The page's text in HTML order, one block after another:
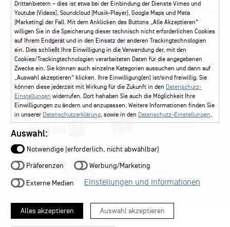
Social Media
Instagram Facebook
Drittanbietern – dies ist etwa bei der Einbindung der Dienste Vimeo und
Youtube (Videos), Soundcloud (Musik-Player), Google Maps und Meta
(Marketing) der Fall. Mit dem Anklicken des Buttons „Alle Akzeptieren“
willigen Sie in die Speicherung dieser technisch nicht erforderlichen Cookies
auf Ihrem Endgerät und in den Einsatz der anderen Trackingtechnologien
ein. Dies schließt Ihre Einwilligung in die Verwendung der, mit den
Cookies/Trackingtechnologien verarbeiteten Daten für die angegebenen
Zwecke ein. Sie können auch einzelne Kategorien aussuchen und dann auf
„Auswahl akzeptieren“ klicken. Ihre Einwilligung(en) ist/sind freiwillig. Sie
können diese jederzeit mit Wirkung für die Zukunft in den Datenschutz-
Einstellungen widerrufen. Dort hahaben Sie auch die Möglichkeit Ihre
Einwilligungen zu ändern und anzupassen. Weitere Informationen finden Sie
in unserer Datenschutzerklärung, sowie in den Datenschutz-Einstellungen.
Auswahl:
Notwendige (erforderlich, nicht abwählbar)
Präferenzen Werbung/Marketing
Externe Medien Einstellungen und Informationen
Alles akzeptieren Auswahl akzeptieren